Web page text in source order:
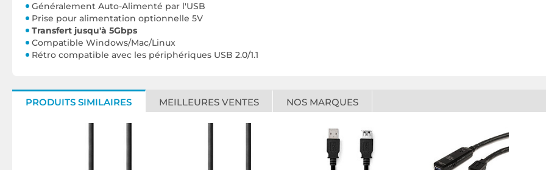
Généralement Auto-Alimenté par l'USB
Prise pour alimentation optionnelle 5V
Transfert jusqu'à 5Gbps
Compatible Windows/Mac/Linux
Rétro compatible avec les périphériques USB 2.0/1.1
PRODUITS SIMILAIRES MEILLEURES VENTES NOS MARQUES